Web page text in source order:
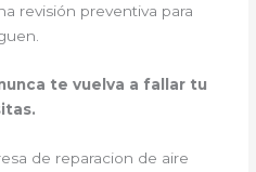
revisión preventiva para
te vuelva a fallar tu
de reparacion de aire